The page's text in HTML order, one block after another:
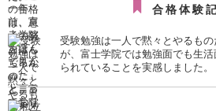
合格体験
受験勉強は一人で黙々とやるも
が、富士学院では勉強面でも生
られていることを実感しました。